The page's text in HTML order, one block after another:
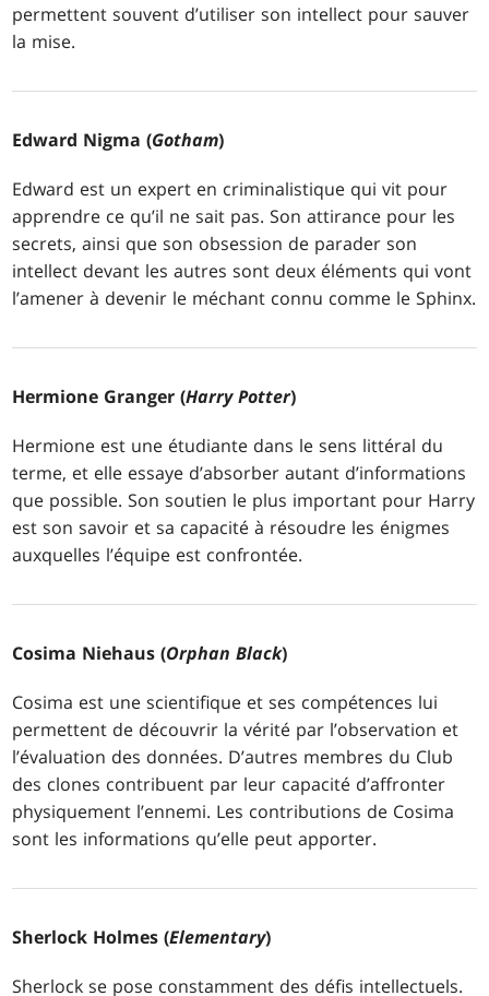
permettent souvent d’utiliser son intellect pour sauver
la mise.
Edward Nigma (Gotham)
Edward est un expert en criminalistique qui vit pour
apprendre ce qu’il ne sait pas. Son attirance pour les
secrets, ainsi que son obsession de parader son
intellect devant les autres sont deux éléments qui vont
l’amener à devenir le méchant connu comme le Sphinx.
Hermione Granger (Harry Potter)
Hermione est une étudiante dans le sens littéral du
terme, et elle essaye d’absorber autant d’informations
que possible. Son soutien le plus important pour Harry
est son savoir et sa capacité à résoudre les énigmes
auxquelles l’équipe est confrontée.
Cosima Niehaus (Orphan Black)
Cosima est une scientifique et ses compétences lui
permettent de découvrir la vérité par l’observation et
l’évaluation des données. D’autres membres du Club
des clones contribuent par leur capacité d’affronter
physiquement l’ennemi. Les contributions de Cosima
sont les informations qu’elle peut apporter.
Sherlock Holmes (Elementary)
Sherlock se pose constamment des défis intellectuels.